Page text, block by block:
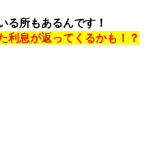
る所もあるんです！
利息が返ってくるかも！？